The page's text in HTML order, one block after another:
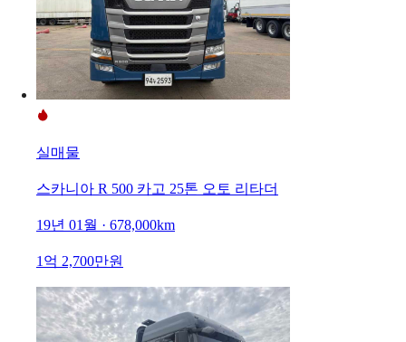
실매물
스카니아 R 500 카고 25톤 오토 리타더
19년 01월 · 678,000km
1억 2,700만원